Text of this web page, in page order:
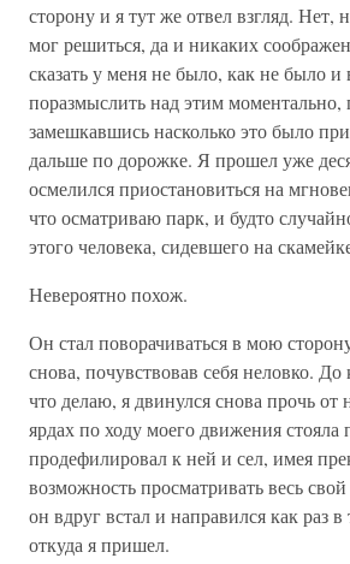
сторону и я тут же отвел взгляд.
мог решиться, да и никаких
сказать у меня не было, как не было и
поразмыслить над этим моментально,
замешкавшись насколько это было
дальше по дорожке. Я прошел уже
осмелился приостановиться на
что осматриваю парк, и будто
этого человека, сидевшего на
Невероятно похож.
Он стал поворачиваться в мою
снова, почувствовав себя неловко. До
что делаю, я двинулся снова прочь от
ярдах по ходу моего движения стояла
продефилировал к ней и сел, имея
возможность просматривать весь
он вдруг встал и направился как раз
откуда я пришел.